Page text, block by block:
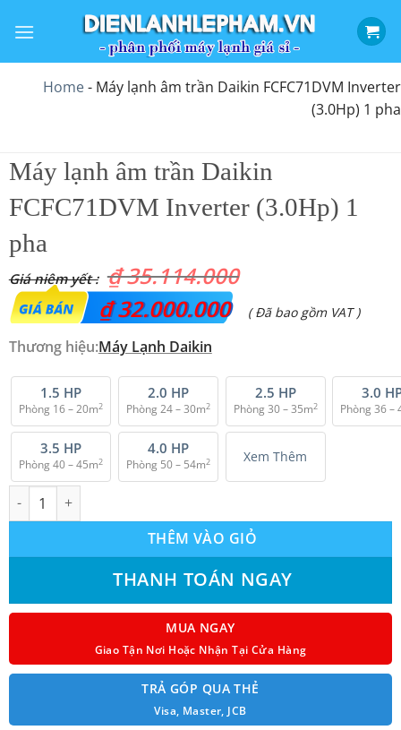
qua
Home- Máy lạnh âm trần Daikin FCFC71DVM Inverter
(3.0Hp) 1 pha
Máy lạnh âm trần Daikin
FCFC71DVM Inverter (3.0Hp) 1
pha
₫35.114.000
Giá
gốc
₫ 35.114.000.
₫32.000.000
Giá
là:
₫ 32.000.000.
( Đã bao gồm VAT )
Thương hiệu:Máy Lạnh Daikin
1.5 HP
Phòng 16 – 20m2
2.0 HP
Phòng 24 – 30m2
2.5 HP
Phòng 30 – 35m2
3.0
Phòng 36 –
3.5 HP
Phòng 40 – 45m2
4.0 HP
Phòng 50 – 54m2 Xem Thêm
Máy lạnh âm trần Daikin FCFC71DVM Inverter (3.0Hp) 1 pha số
THÊM VÀO GIỎ
THANH TOÁN NGAY
MUA NGAY
Giao Tận Nơi Hoặc Nhận Tại Cửa Hàng
TRẢ GÓP QUA THẺ
Visa, Master, JCB